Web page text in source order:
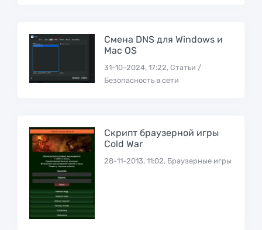
Смена DNS для Windows и
Mac OS
31-10-2024, 17:22, Статьи /
Безопасность в сети
Скрипт браузерной игры
Cold War
28-11-2013, 11:02, Браузерные игры